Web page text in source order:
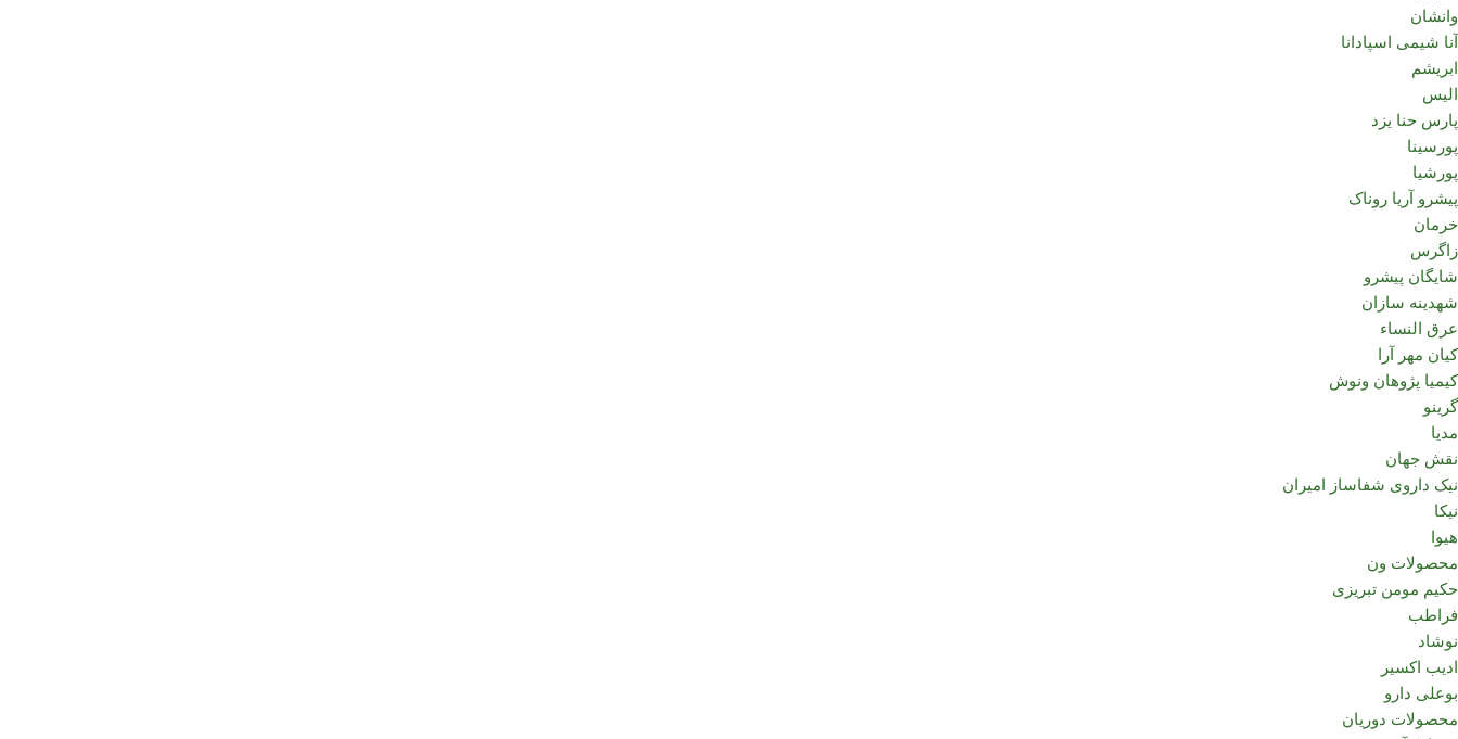
وانشان
آنا شیمی اسپادانا
ابریشم
الیس
پارس حنا یزد
پورسینا
پورشیا
پیشرو آریا روناک
خرمان
زاگرس
شایگان پیشرو
شهدینه سازان
عرق النساء
کیان مهر آرا
کیمیا پژوهان ونوش
گرینو
مدیا
نقش جهان
نیک داروی شفاساز امیران
نیکا
هیوا
محصولات ون
حکیم مومن تبریزی
فراطب
نوشاد
ادیب اکسیر
بوعلی دارو
محصولات دوریان